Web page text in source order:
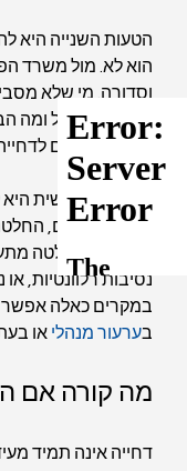
הטעות השנייה היא
הוא לא. מול משרד
וסדורה. מי שלא
הזיקה לישראל ומה
יותר מדי מקום
הטעות השלישית
בהרבה תיקים,
לעיתים ההחלטה
נסיבות רלוונטיות,
במקרים כאלה אפשר
בערעור מנהלי או
מה קורה אם
דחייה אינה תמיד